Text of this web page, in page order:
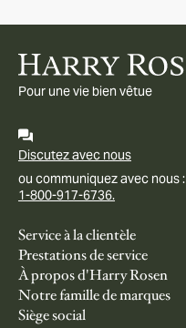
Pour une vie bien vêtue
Discutez avec nous
ou communiquez avec nous :
1-800-917-6736.
Service à la clientèle
Prestations de service
À propos d'Harry Rosen
Notre famille de marques
Siège social